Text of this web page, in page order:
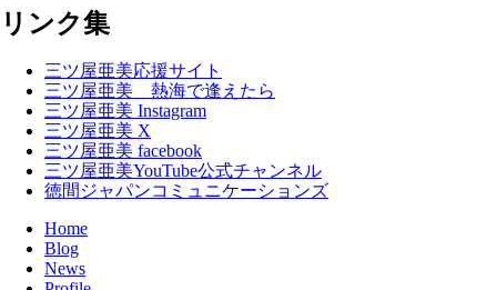
リンク集
三ツ屋亜美応援サイト
三ツ屋亜美 熱海で逢えたら
三ツ屋亜美 Instagram
三ツ屋亜美 X
三ツ屋亜美 facebook
三ツ屋亜美YouTube公式チャンネル
徳間ジャパンコミュニケーションズ
Home
Blog
News